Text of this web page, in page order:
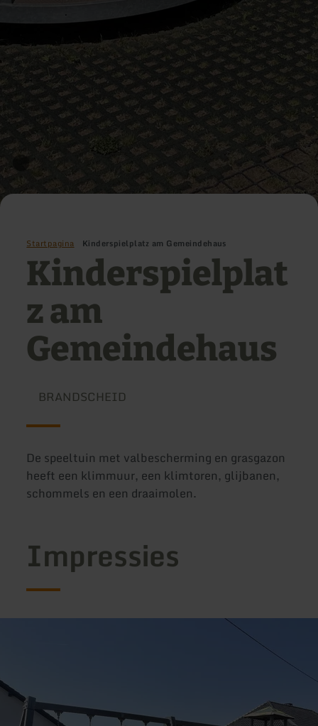
Startpagina Kinderspielplatz am Gemeindehaus
Kinderspielplat
z am
Gemeindehaus
BRANDSCHEID
De speeltuin met valbescherming en grasgazon
heeft een klimmuur, een klimtoren, glijbanen,
schommels en een draaimolen.
Impressies